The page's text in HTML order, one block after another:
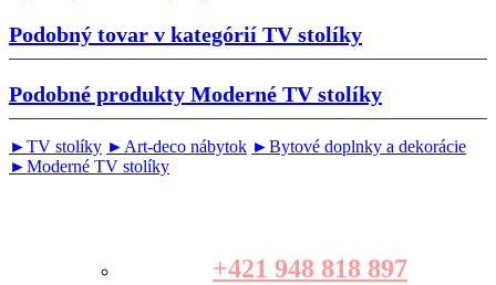
Podobný tovar v kategórií TV stolíky
Podobné produkty Moderné TV stolíky
►TV stolíky ►Art-deco nábytok ►Bytové doplnky a dekorácie
►Moderné TV stolíky
+421 948 818 897